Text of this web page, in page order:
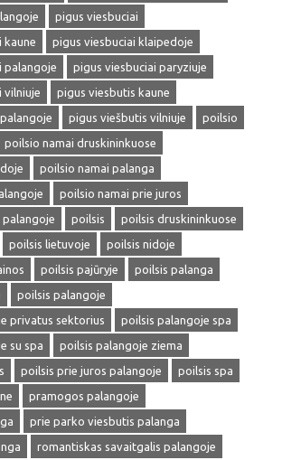
pigus viesbuciai
kaune
pigus viesbuciai klaipedoje
palangoje
pigus viesbuciai paryziuje
vilniuje
pigus viesbutis kaune
pigus viešbutis vilniuje
poilsio
poilsio namai druskininkuose
poilsio namai palanga
poilsio namai prie juros
poilsis
poilsis druskininkuose
poilsis lietuvoje
poilsis nidoje
poilsis pajūryje
poilsis palanga
poilsis palangoje
privatus sektorius
poilsis palangoje spa
su spa
poilsis palangoje ziema
poilsis prie juros palangoje
poilsis spa
pramogos palangoje
prie parko viesbutis palanga
romantiskas savaitgalis palangoje